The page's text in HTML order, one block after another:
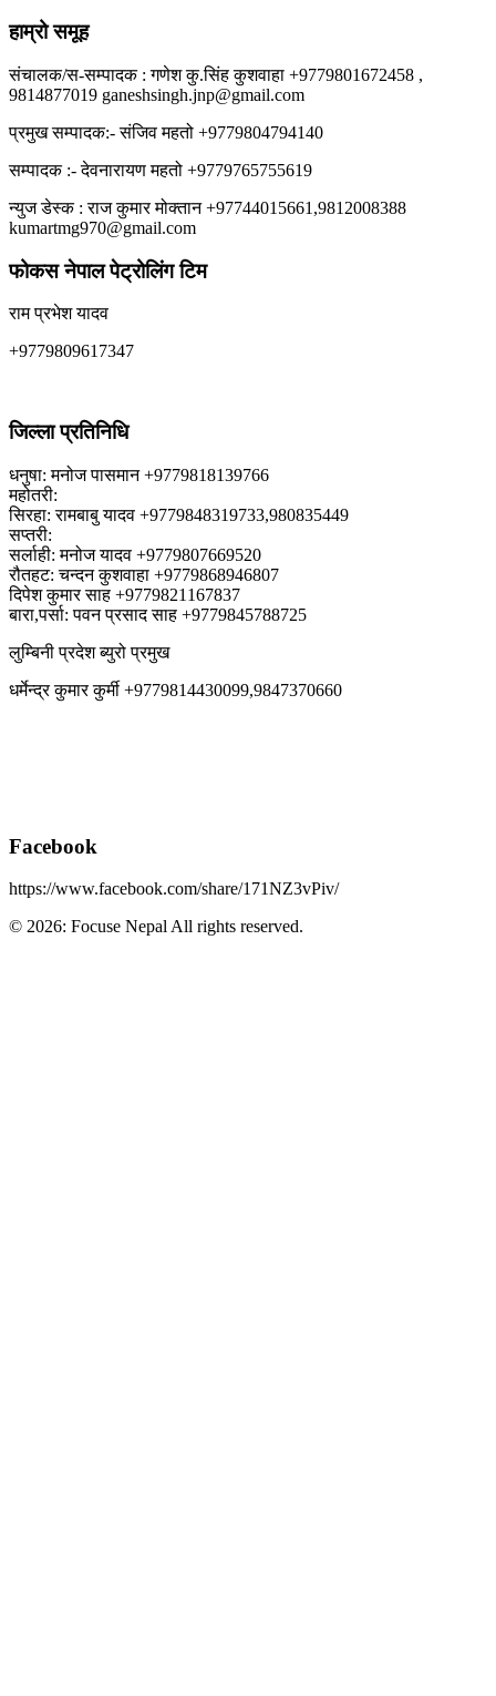
हाम्रो समूह
संचालक/स-सम्पादक : गणेश कु.सिंह कुशवाहा +9779801672458 ,
9814877019 ganeshsingh.jnp@gmail.com
प्रमुख सम्पादक:- संजिव महतो +9779804794140
सम्पादक :- देवनारायण महतो +9779765755619
न्युज डेस्क : राज कुमार मोक्तान +97744015661,9812008388
kumartmg970@gmail.com
फोकस नेपाल पेट्रोलिंग टिम
राम प्रभेश यादव
+9779809617347
जिल्ला प्रतिनिधि
धनुषा: मनोज पासमान +9779818139766
महोतरी:
सिरहा: रामबाबु यादव +9779848319733,980835449
सप्तरी:
सर्लाही: मनोज यादव +9779807669520
रौतहट: चन्दन कुशवाहा +9779868946807
दिपेश कुमार साह +9779821167837
बारा,पर्सा: पवन प्रसाद साह +9779845788725
लुम्बिनी प्रदेश ब्युरो प्रमुख
धर्मेन्द्र कुमार कुर्मी +9779814430099,9847370660
Facebook
https://www.facebook.com/share/171NZ3vPiv/
© 2026: Focuse Nepal All rights reserved.